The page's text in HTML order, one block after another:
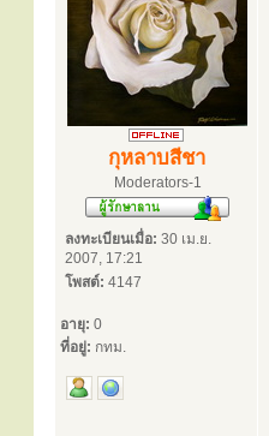
กุหลาบสีชา
Moderators-1
ลงทะเบียนเมื่อ: 30 เม.ย.
2007, 17:21
โพสต์: 4147
อายุ: 0
ที่อยู่: กทม.